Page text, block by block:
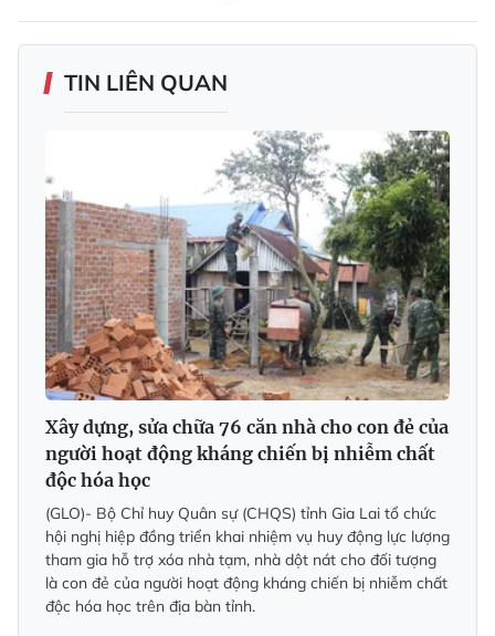
TIN LIÊN QUAN
Xây dựng, sửa chữa 76 căn nhà cho con đẻ của
người hoạt động kháng chiến bị nhiễm chất
độc hóa học
(GLO)- Bộ Chỉ huy Quân sự (CHQS) tỉnh Gia Lai tổ chức
hội nghị hiệp đồng triển khai nhiệm vụ huy động lực lượng
tham gia hỗ trợ xóa nhà tạm, nhà dột nát cho đối tượng
là con đẻ của người hoạt động kháng chiến bị nhiễm chất
độc hóa học trên địa bàn tỉnh.